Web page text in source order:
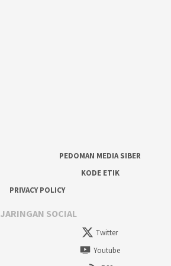
PEDOMAN MEDIA SIBER
KODE ETIK
PRIVACY POLICY
JARINGAN SOCIAL
Twitter
Youtube